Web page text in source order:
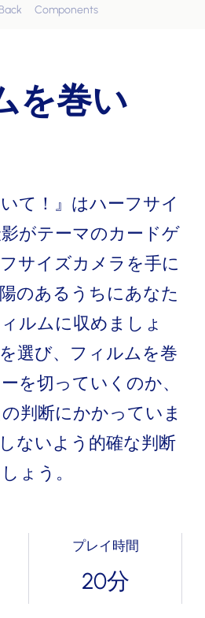
Back Components
を巻い
て！』はハーフサイ
がテーマのカードゲ
サイズカメラを手に
のあるうちにあなた
ルムに収めましょ
選び、フィルムを巻
を切っていくのか、
判断にかかっていま
ないよう的確な判断
ょう。
プレイ時間
20分